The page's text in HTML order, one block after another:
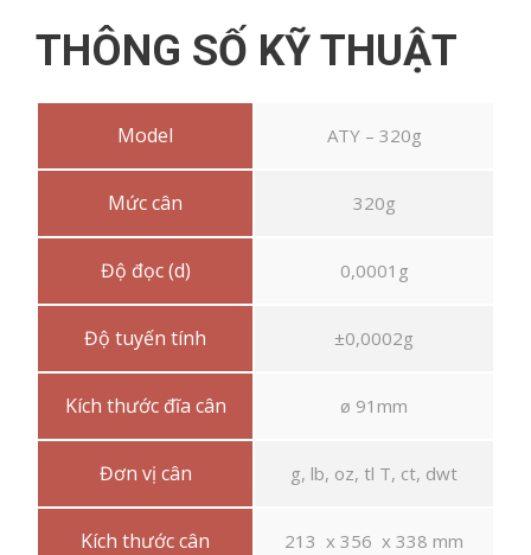
THÔNG SỐ KỸ THUẬT
Model ATY – 320g
Mức cân 320g
Độ đọc (d) 0,0001g
Độ tuyến tính ±0,0002g
Kích thước đĩa cân ø 91mm
Đơn vị cân g, lb, oz, tl T, ct, dwt
Kích thước cân 213 x 356 x 338 mm